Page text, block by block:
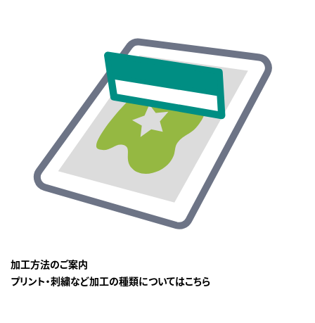
加工方法のご案内
プリント・刺繍など加工の種類についてはこちら